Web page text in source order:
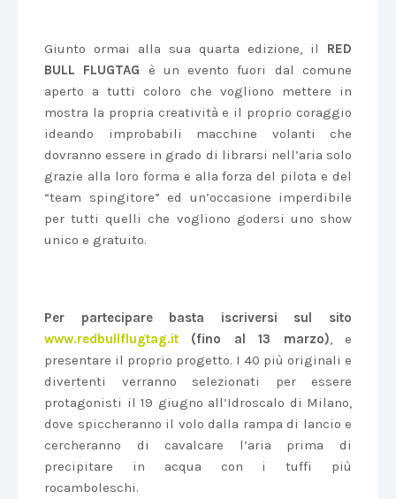
Giunto ormai alla sua quarta edizione, il RED
BULL FLUGTAG è un evento fuori dal comune
aperto a tutti coloro che vogliono mettere in
mostra la propria creatività e il proprio coraggio
ideando improbabili macchine volanti che
dovranno essere in grado di librarsi nell’aria solo
grazie alla loro forma e alla forza del pilota e del
“team spingitore” ed un’occasione imperdibile
per tutti quelli che vogliono godersi uno show
unico e gratuito.
Per partecipare basta iscriversi sul sito
www.redbullflugtag.it (fino al 13 marzo), e
presentare il proprio progetto. I 40 più originali e
divertenti verranno selezionati per essere
protagonisti il 19 giugno all’Idroscalo di Milano,
dove spiccheranno il volo dalla rampa di lancio e
cercheranno di cavalcare l’aria prima di
precipitare in acqua con i tuffi più
rocamboleschi.